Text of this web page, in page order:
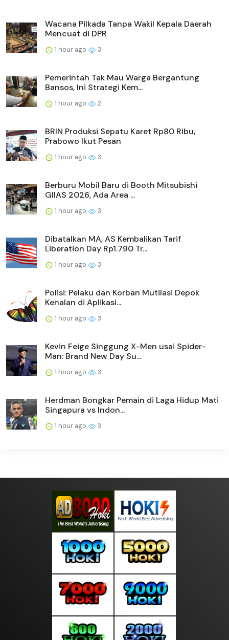
Wacana Pilkada Tanpa Wakil Kepala Daerah
Mencuat di DPR
1 hour ago 3
Pemerintah Tak Mau Warga Bergantung
Bansos, Ini Strategi Kem...
1 hour ago 2
BRIN Produksi Sepatu Karet Rp80 Ribu,
Prabowo Ikut Pesan
1 hour ago 3
Berburu Mobil Baru di Booth Mitsubishi
GIIAS 2026, Ada Area ...
1 hour ago 3
Dibatalkan MA, AS Kembalikan Tarif
Liberation Day Rp1.790 Tr...
1 hour ago 3
Polisi: Pelaku dan Korban Mutilasi Depok
Kenalan di Aplikasi...
1 hour ago 3
Kevin Feige Singgung X-Men usai Spider-
Man: Brand New Day Su...
1 hour ago 3
Herdman Bongkar Pemain di Laga Hidup Mati
Singapura vs Indon...
1 hour ago 3